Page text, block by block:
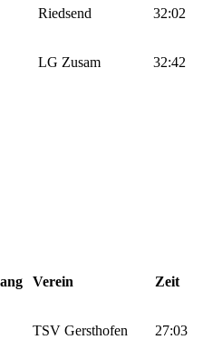
Riedsend 32:02
LG Zusam 32:42
Verein Zeit
TSV Gersthofen 27:03